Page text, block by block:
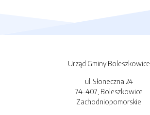
Urząd Gminy Boleszkowice
ul. Słoneczna 24
74-407, Boleszkowice
Zachodniopomorskie